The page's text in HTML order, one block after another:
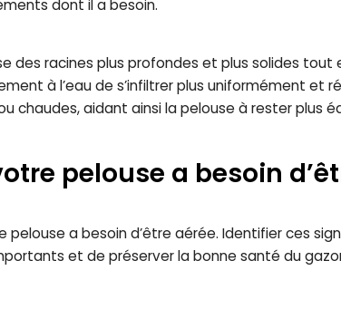
dont il a besoin.
des racines plus profondes et plus solides tout
à l’eau de s’infiltrer plus uniformément et
chaudes, aidant ainsi la pelouse à rester plus
pelouse a besoin
pelouse a besoin d’être aérée. Identifier ces
et de préserver la bonne santé du